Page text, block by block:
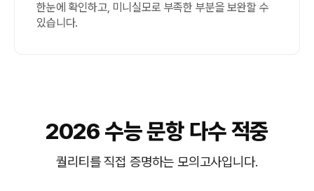
한눈에 확인하고, 미니실모로 부족한 부분을 보완할 수
있습니다.
2026 수능 문항 다수 적중
퀄리티를 직접 증명하는 모의고사입니다.